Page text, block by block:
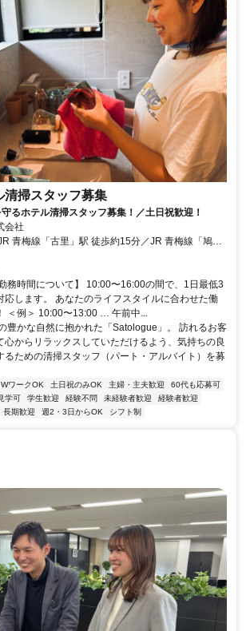
清掃スタッフ募集
るホテル清掃スタッフ募集！／土日祝歓迎！
会社
青梅線「古里」駅 徒歩約15分／JR 青梅線「鳩ノ
務時間について】 10:00〜16:00の間で、1日最低3
応します。 あなたのライフスタイルに合わせた働
＜例＞ 10:00〜13:00 … 午前中...
豊かな自然に抱かれた「Satologue」。 訪れるお客
心からリラックスしていただけるよう、気持ちの良
るための清掃スタッフ（パート・アルバイト）を募
ワークOK 土日祝のみOK 主婦・主夫歓迎
60代も応募可
学可 学生歓迎 経験不問 未経験者歓迎
経験者歓迎
長期歓迎 週2・3日からOK シフト制